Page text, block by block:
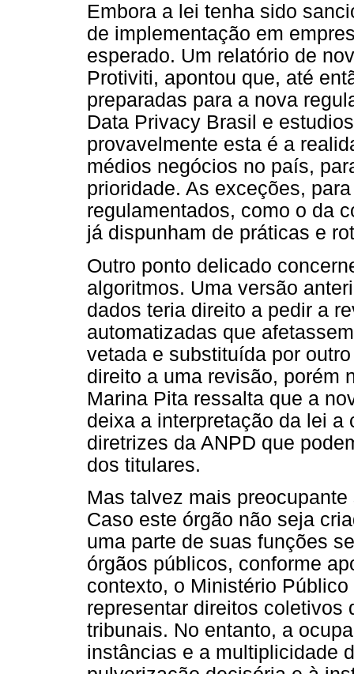
Embora a lei tenha sido
de implementação em
esperado. Um relatório de
Protiviti, apontou que, até
preparadas para a nova
Data Privacy Brasil e
provavelmente esta é a
médios negócios no país,
prioridade. As exceções,
regulamentados, como o da
já dispunham de práticas e
Outro ponto delicado
algoritmos. Uma versão
dados teria direito a pedir a
automatizadas que
vetada e substituída por
direito a uma revisão, porém
Marina Pita ressalta que a
deixa a interpretação da lei
diretrizes da ANPD que
dos titulares.
Mas talvez mais
Caso este órgão não seja
uma parte de suas funções
órgãos públicos, conforme
contexto, o Ministério
representar direitos coletivos
tribunais. No entanto, a
instâncias e a multiplicidade